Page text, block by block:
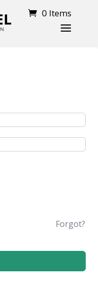
0 Items
Forgot?